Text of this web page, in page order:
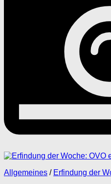
Allgemeines / Erfindung der